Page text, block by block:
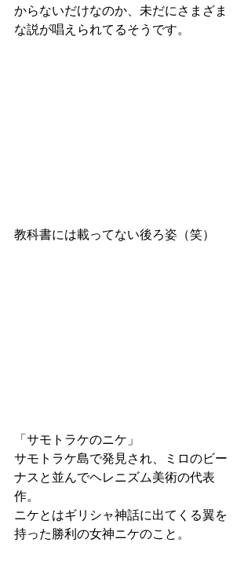
からないだけなのか、未だにさまざま
な説が唱えられてるそうです。
教科書には載ってない後ろ姿（笑）
「サモトラケのニケ」
サモトラケ島で発見され、ミロのビー
ナスと並んでヘレニズム美術の代表
作。
ニケとはギリシャ神話に出てくる翼を
持った勝利の女神ニケのこと。